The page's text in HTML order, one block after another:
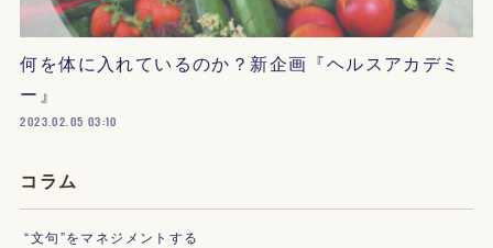
何を体に入れているのか？新企画『ヘルスアカデミ
ー』
2023.02.05 03:10
コラム
“文句”をマネジメントする